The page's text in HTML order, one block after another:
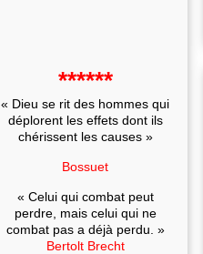
******
« Dieu se rit des hommes qui
déplorent les effets dont ils
chérissent les causes »
Bossuet
« Celui qui combat peut
perdre, mais celui qui ne
combat pas a déjà perdu. »
Bertolt Brecht